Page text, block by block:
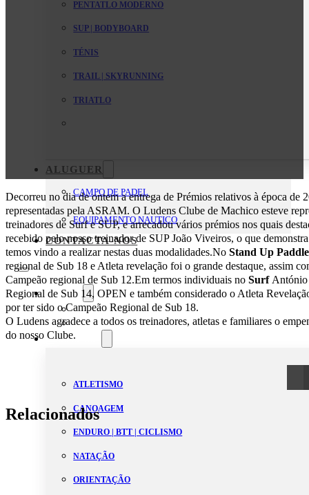
PENTATLO MODERNO
SUP | BODYBOARD
TÉNIS
TRAIL | SKYRUNNING
TRIATLO
ALUGUER
CAMPO DE PADEL
EQUIPAMENTO NAUTICO
CONTACTA-NOS
O Clube
Mensagem da Direção
Estatutos
Modalidades
ATLETISMO
CANOAGEM
ENDURO | BTT | CICLISMO
NATAÇÃO
ORIENTAÇÃO
Decorreu no dia de ontem a entrega de Prémios relativos à época de
representadas pela ASRAM. O Ludens Clube de Machico esteve
treinadores de Surf e SUP, e arrecadou vários prémios nos quais
recebido pelo nosso treinador de SUP João Viveiros, o que
temos vindo a realizar nestas duas modalidades.No Stand Up
regional de Sub 18 e Atleta revelação foi o grande destaque, assim
Campeão regional de Sub 12.Em termos individuais no SurfAntónio
Regional de Sub 14, OPEN e também considerado o Atleta
por ter sido o Campeão Regional de Sub 18.
O Ludens agradece a todos os treinadores, atletas e familiares o
do nosso Clube.
Relacionados